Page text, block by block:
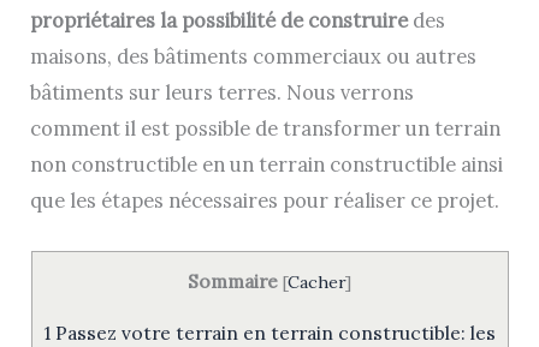
propriétaires la possibilité de construiredes
maisons, des bâtiments commerciaux ou autres
bâtiments sur leurs terres. Nous verrons
comment il est possible de transformer un terrain
non constructible en un terrain constructible ainsi
que les étapes nécessaires pour réaliser ce projet.
Sommaire [Cacher]
1Passez votre terrain en terrain constructible: les